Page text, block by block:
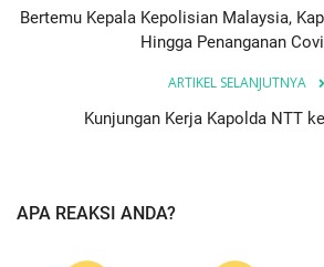
Bertemu Kepala Kepolisian Malaysia,
Hingga Penanganan
ARTIKEL SELANJUTNYA
Kunjungan Kerja Kapolda NTT
APA REAKSI ANDA?